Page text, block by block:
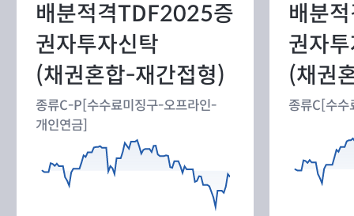
배분적격TDF2025증
권자투자신탁
(채권혼합-재간접형)
종류C-P[수수료미징구-오프라인-
개인연금]
배분
권자
(채권
종류C[수수